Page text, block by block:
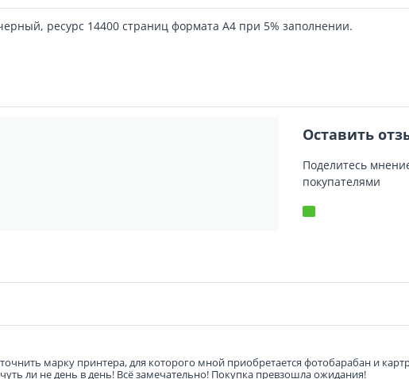
ресурс 14400 страниц формата А4 при 5% заполнении.
Оставить
Поделитесь
покупателями
марку принтера, для которого мной приобретается фотобарабан и
ли не день в день! Всё замечательно! Покупка превзошла ожидания!